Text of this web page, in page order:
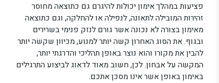
פציעות במהלך אימון יכולות להיגרם גם כתוצאה מחוסר
זהירות המובילה לתאונה, לנפילה או להחלקה, וגם כתוצאה
מאימון בצורה לא נכונה אשר גורם לנזק פנימי בשרירים
ובגוף. את הסוג האחרון קשה יותר למנוע, מכיוון שקשה יותר
להבין את מקורו והוא נוצר באופן תהליכי והדרגתי יותר,
המקשה על אבחון. לכן, חשוב מאוד לדאוג לביצוע התרגילים
באימון באופן אשר אינו מסכן אתכם.